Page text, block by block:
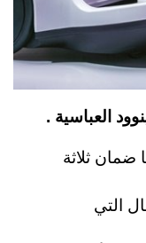
العباسية .
ضمان ثلاثة
التي